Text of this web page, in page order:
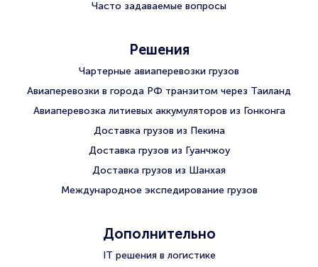
Часто задаваемые вопросы
Решения
Чартерные авиаперевозки грузов
Авиаперевозки в города РФ транзитом через Таиланд
Авиаперевозка литиевых аккумуляторов из Гонконга
Доставка грузов из Пекина
Доставка грузов из Гуанчжоу
Доставка грузов из Шанхая
Международное экспедирование грузов
Дополнительно
IT решения в логистике